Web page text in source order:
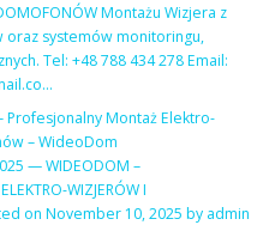
Montażu Wizjera z
systemów monitoringu,
Tel: +48 788 434 278 Email:
Montaż Elektro-
– WideoDom
— WIDEODOM –
WIZJERÓW I
on November 10, 2025 by admin